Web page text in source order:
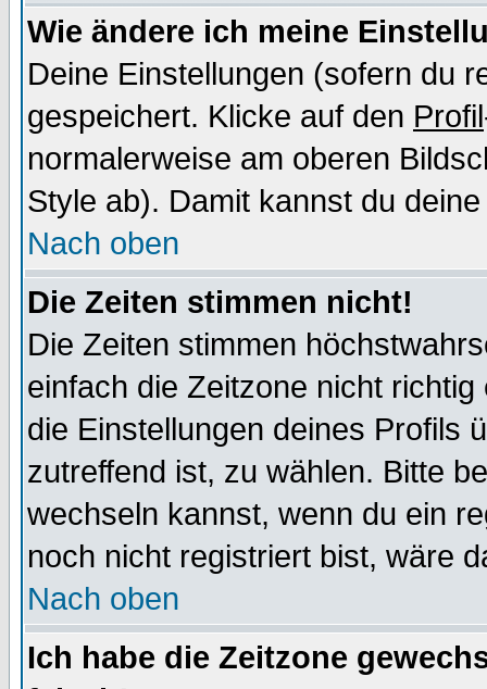
Wie ändere ich meine
Deine Einstellungen (sofern du
gespeichert. Klicke auf den Profil
normalerweise am oberen
Style ab). Damit kannst du
Nach oben
Die Zeiten stimmen nicht!
Die Zeiten stimmen
einfach die Zeitzone nicht
die Einstellungen deines Profils
zutreffend ist, zu wählen. Bitte
wechseln kannst, wenn du ein
noch nicht registriert bist, wäre
Nach oben
Ich habe die Zeitzone